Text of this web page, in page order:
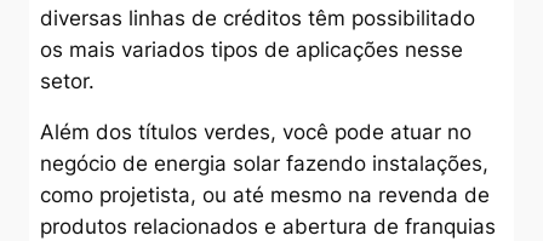
diversas linhas de créditos têm possibilitado
os mais variados tipos de aplicações nesse
setor.
Além dos títulos verdes, você pode atuar no
negócio de energia solar fazendo instalações,
como projetista, ou até mesmo na revenda de
produtos relacionados e abertura de franquias